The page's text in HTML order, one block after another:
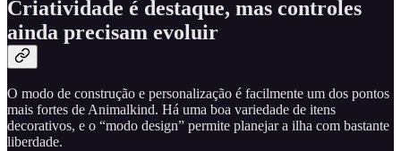
Criatividade é destaque, mas controles
ainda precisam evoluir
O modo de construção e personalização é facilmente um dos pontos
mais fortes de Animalkind. Há uma boa variedade de itens
decorativos, e o “modo design” permite planejar a ilha com bastante
liberdade.